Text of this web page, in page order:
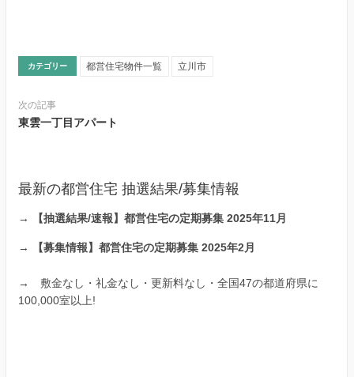
カテゴリー 都営住宅物件一覧 立川市
次の記事
東雲一丁目アパート
最新の都営住宅 抽選結果/募集情報
→ 【抽選結果/速報】都営住宅の定期募集 2025年11月
→ 【募集情報】都営住宅の定期募集 2025年2月
→ 敷金なし・礼金なし・更新料なし・全国47の都道府県に
100,000室以上!